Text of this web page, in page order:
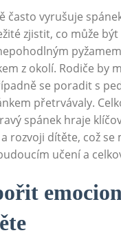
často vyrušuje
zjistit, co může
z okolí. Rodiče by
se poradit s
přetrvávaly.
spánek hraje
rozvoji dítěte, což se
učení a